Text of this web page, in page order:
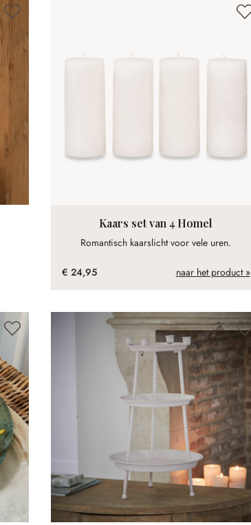
Kaars set van 4 Homel
Romantisch kaarslicht voor vele uren.
€ 24,95 naar het product »